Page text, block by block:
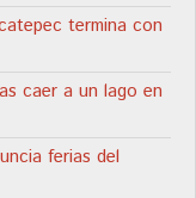
termina con
caer a un lago en
ferias del